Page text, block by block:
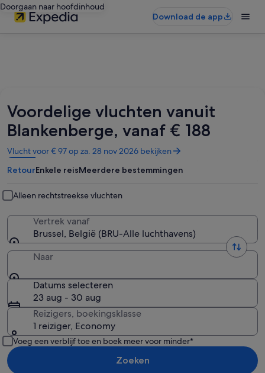
Doorgaan naar hoofdinhoud
Download de app
Voordelige vluchten vanuit
Blankenberge, vanaf € 188
Vlucht voor € 97 op za. 28 nov 2026 bekijken
Opent
in
een
venster
RetourEnkele reisMeerdere bestemmingen
Alleen rechtstreekse vluchten
Vertrek vanaf
Brussel, België (BRU-Alle luchthavens)
Naar
Datums selecteren
23 aug - 30 aug
Reizigers, boekingsklasse
1 reiziger, Economy
Voeg een verblijf toe en boek meer voor minder*
Zoeken